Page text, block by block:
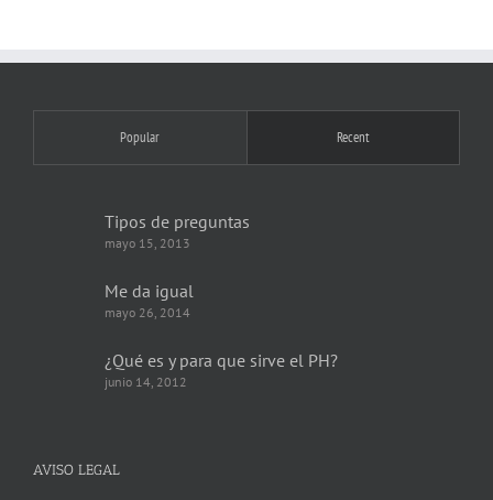
Popular Recent
Tipos de preguntas
mayo 15, 2013
Me da igual
mayo 26, 2014
¿Qué es y para que sirve el PH?
junio 14, 2012
AVISO LEGAL